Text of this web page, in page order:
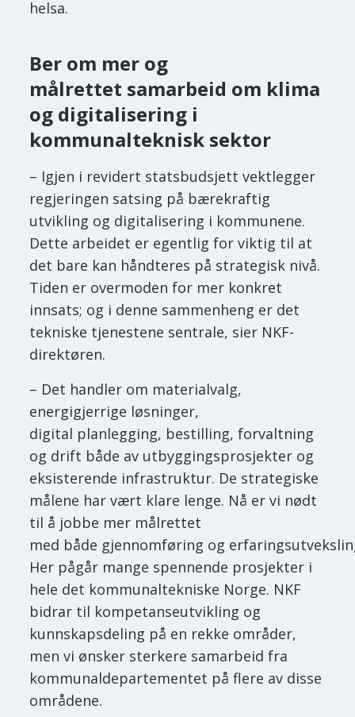
helsa.
Ber om mer og
målrettet samarbeid om klima
og digitalisering i
kommunalteknisk sektor
– Igjen i revidert statsbudsjett vektlegger
regjeringen satsing på bærekraftig
utvikling og digitalisering i kommunene.
Dette arbeidet er egentlig for viktig til at
det bare kan håndteres på strategisk nivå.
Tiden er overmoden for mer konkret
innsats; og i denne sammenheng er det
tekniske tjenestene sentrale, sier NKF-
direktøren.
– Det handler om materialvalg,
energigjerrige løsninger,
digital planlegging, bestilling, forvaltning
og drift både av utbyggingsprosjekter og
eksisterende infrastruktur. De strategiske
målene har vært klare lenge. Nå er vi nødt
til å jobbe mer målrettet
med både gjennomføring og
Her pågår mange spennende prosjekter i
hele det kommunaltekniske Norge. NKF
bidrar til kompetanseutvikling og
kunnskapsdeling på en rekke områder,
men vi ønsker sterkere samarbeid fra
kommunaldepartementet på flere av disse
områdene.